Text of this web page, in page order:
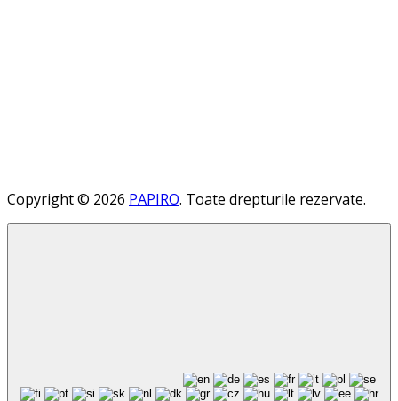
Copyright © 2026 PAPIRO. Toate drepturile rezervate.